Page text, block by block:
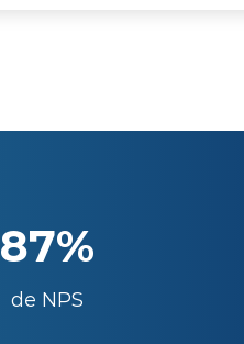
87%
de NPS